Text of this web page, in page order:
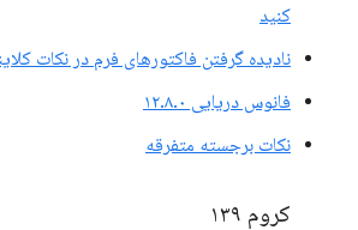
کنید
نادیده گرفتن فاکتورهای فرم در نکات
فانوس دریایی ۱۲.۸.۰
نکات برجسته متفرقه
کروم ۱۳۹